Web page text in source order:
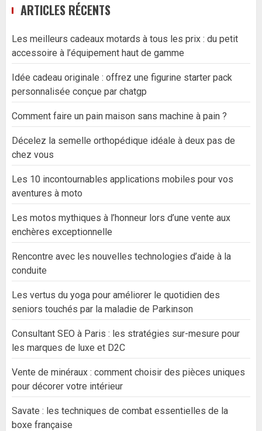
ARTICLES RÉCENTS
Les meilleurs cadeaux motards à tous les prix : du petit
accessoire à l’équipement haut de gamme
Idée cadeau originale : offrez une figurine starter pack
personnalisée conçue par chatgp
Comment faire un pain maison sans machine à pain ?
Décelez la semelle orthopédique idéale à deux pas de
chez vous
Les 10 incontournables applications mobiles pour vos
aventures à moto
Les motos mythiques à l’honneur lors d’une vente aux
enchères exceptionnelle
Rencontre avec les nouvelles technologies d’aide à la
conduite
Les vertus du yoga pour améliorer le quotidien des
seniors touchés par la maladie de Parkinson
Consultant SEO à Paris : les stratégies sur-mesure pour
les marques de luxe et D2C
Vente de minéraux : comment choisir des pièces uniques
pour décorer votre intérieur
Savate : les techniques de combat essentielles de la
boxe française